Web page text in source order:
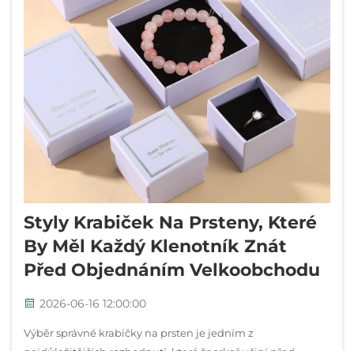
Styly Krabiček Na Prsteny, Které
By Měl Každý Klenotník Znát
Před Objednáním Velkoobchodu
2026-06-16 12:00:00
Výběr správné krabičky na prsten je jedním z